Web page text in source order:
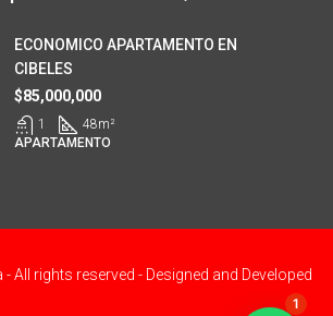
ECONOMICO APARTAMENTO EN
CIBELES
$85,000,000
1 48m²
APARTAMENTO
All rights reserved - Designed and Developed
1